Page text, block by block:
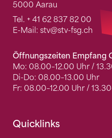
5000 Aarau
Tel. + 41 62 837 82 00
E-Mail: stv@stv-fsg.ch
Öffnungszeiten Empfang
Mo: 08.00–12.00 Uhr /
Di-Do: 08.00–13.00 Uhr
Fr: 08.00–12.00 Uhr /
Quicklinks